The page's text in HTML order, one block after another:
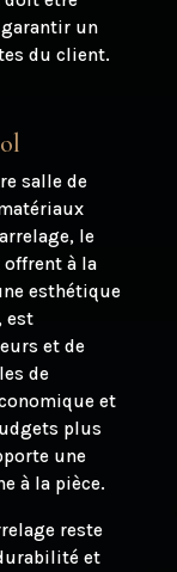
un
du client.
salle de
le
offrent à la
esthétique
est
et de
de
et
plus
une
à la pièce.
reste
et